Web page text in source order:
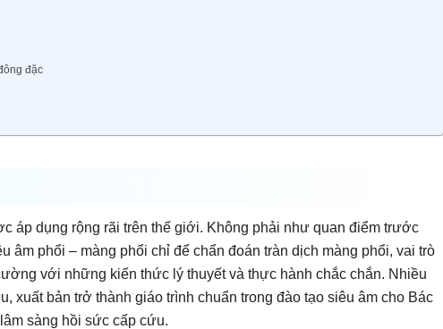
đặc
áp dụng rộng rãi trên thế giới. Không phải như quan điểm trước
âm phổi – màng phổi chỉ để chẩn đoán tràn dịch màng phổi, vai trò
với những kiến thức lý thuyết và thực hành chắc chắn. Nhiều
xuất bản trở thành giáo trình chuẩn trong đào tạo siêu âm cho Bác
sàng hồi sức cấp cứu.